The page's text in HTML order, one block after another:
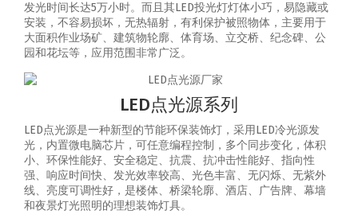
发光时间长达5万小时。而且其LED投光灯灯体小巧，易隐藏或
安装，不容易损坏，无热辐射，有利保护被照物体，主要用于
大面积作业场矿、建筑物轮廓、体育场、立交桥、纪念碑、公
园和花坛等，应用范围非常广泛。
LED点光源系列
LED点光源是一种新型的节能环保装饰灯，采用LED冷光源发
光，内置微电脑芯片，可任意编程控制，多个同步变化，体积
小、环保性能好、安全稳定、抗震、抗冲击性能好、指向性
强、响应时间快、发光效率较高、光色丰富、无闪烁、无紫外
线、亮度可调性好，是楼体、桥梁轮廓、酒店、广告牌、幕墙
和夜景灯光照明的理想装饰灯具。